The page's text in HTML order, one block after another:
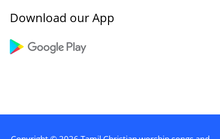
Download our App